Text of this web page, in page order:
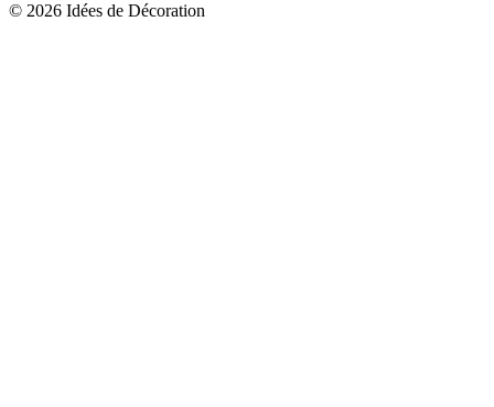
© 2026 Idées de Décoration